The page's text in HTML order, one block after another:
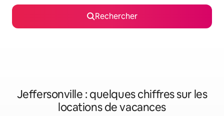
Rechercher
Jeffersonville : quelques chiffres sur les
locations de vacances